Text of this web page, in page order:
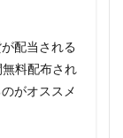
配当される
料配布され
がオススメ